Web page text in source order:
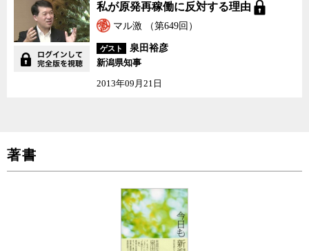
私が原発再稼働に反対す
る理由
私が原発再稼働に反対する理由
マル激 （第649回）
ゲスト
泉田裕彦
新潟県知事
2013年09月21日
著書